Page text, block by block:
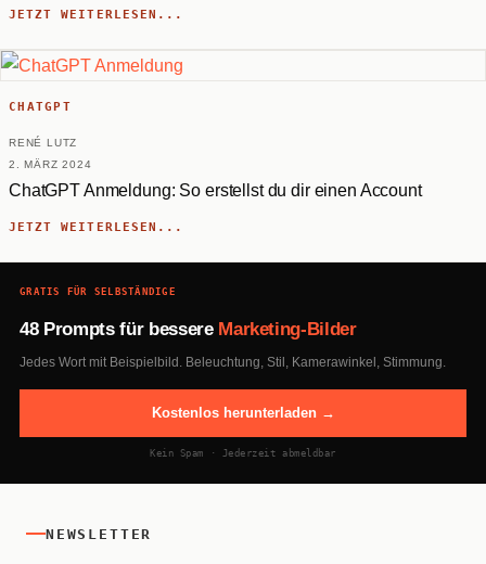
JETZT WEITERLESEN...
CHATGPT
RENÉ LUTZ
2. MÄRZ 2024
ChatGPT Anmeldung: So erstellst du dir einen Account
JETZT WEITERLESEN...
GRATIS FÜR SELBSTÄNDIGE
48 Prompts für bessere Marketing-Bilder
Jedes Wort mit Beispielbild. Beleuchtung, Stil, Kamerawinkel, Stimmung.
Kostenlos herunterladen →
Kein Spam · Jederzeit abmeldbar
NEWSLETTER